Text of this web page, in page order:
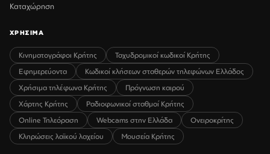
Καταχώρηση
ΧΡΗΣΙΜΑ
Κινηματογράφοι Κρήτης
Ταχυδρομικοί κωδικοί Κρήτης
Εφημερεύοντα
Κωδικοί κλήσεων σταθερών τηλεφώνων Ελλάδος
Χρήσιμα τηλέφωνα Κρήτης
Πρόγνωση καιρού
Χάρτης Κρήτης
Ραδιοφωνικοί σταθμοί Κρήτης
Online Τηλεόραση
Webcams στην Ελλάδα
Ονειροκρίτης
Κληρώσεις λαϊκού λαχείου
Μουσεία Κρήτης